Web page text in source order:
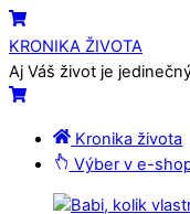
Skip
to
content
Menu
Cart
KRONIKA ŽIVOTA
Aj Váš život je
Cart
Kronika života
Výber v e-